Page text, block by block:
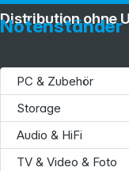
Notenständer
PC & Zubehör
Storage
Audio & HiFi
TV & Video & Foto
Distribution ohne